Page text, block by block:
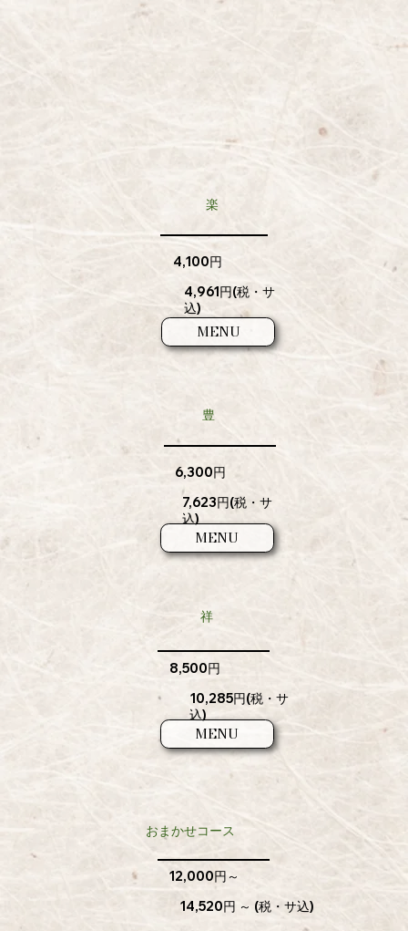
​楽
4,100円​​
4,961円​​(税・サ
込)
MENU
​豊
6,300円​​
7,623円​​(税・サ
込)
MENU
​祥
8,500円​​
10,285円​​(税・サ
込)
MENU
​おまかせコース
14,520円 ～ ​​(税・サ込)
12,000円～​​